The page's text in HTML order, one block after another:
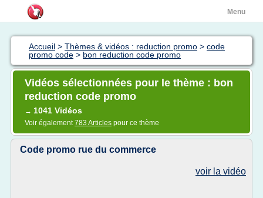
Menu
Accueil > Thèmes & vidéos : reduction promo > code
promo code > bon reduction code promo
Vidéos sélectionnées pour le thème : bon
reduction code promo
→ 1041 Vidéos
Voir également783 Articles pour ce thème
Code promo rue du commerce
voir la vidéo